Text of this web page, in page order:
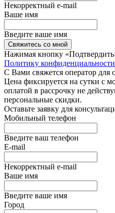
Некорректный e-mail
Ваше имя
Введите ваше имя
Свяжитесь со мной
Нажимая кнопку
Политику конфиденциальности
С Вами свяжется оператор для
Цена фиксируется на сутки с
оплатой в рассрочку не
персональные скидки.
Оставьте заявку для
Мобильный телефон
Введите ваш телефон
E-mail
Некорректный e-mail
Ваше имя
Введите ваше имя
Город